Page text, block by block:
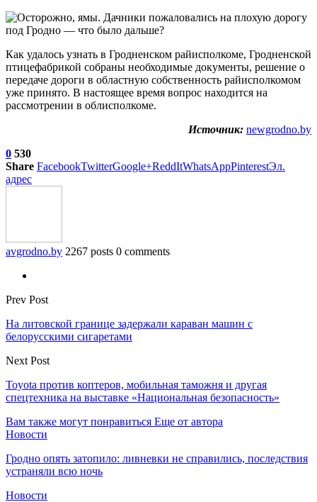
Как удалось узнать в Гродненском райисполкоме, Гродненской
птицефабрикой собраны необходимые документы, решение о
передаче дороги в областную собственность райисполкомом
уже принято. В настоящее время вопрос находится на
рассмотрении в облисполкоме.
Источник: newgrodno.by
0 530
Share FacebookTwitterGoogle+ReddItWhatsAppPinterestЭл.
адрес
avgrodno.by 2267 posts 0 comments
Prev Post
На литовской границе задержали караван машин с
белорусскими сигаретами
Next Post
Toyota против коптеров, мобильная таможня и другая
спецтехника на выставке «Национальная безопасность»
Вам также могут понравиться Еще от автора
Новости
Гродно опять затопило: ливневки не справились, последствия
устраняли всю ночь
Новости